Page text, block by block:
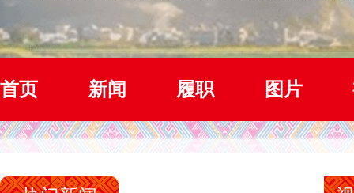
首页 新闻 履职 图片